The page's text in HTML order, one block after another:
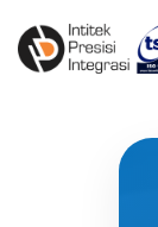
to
content